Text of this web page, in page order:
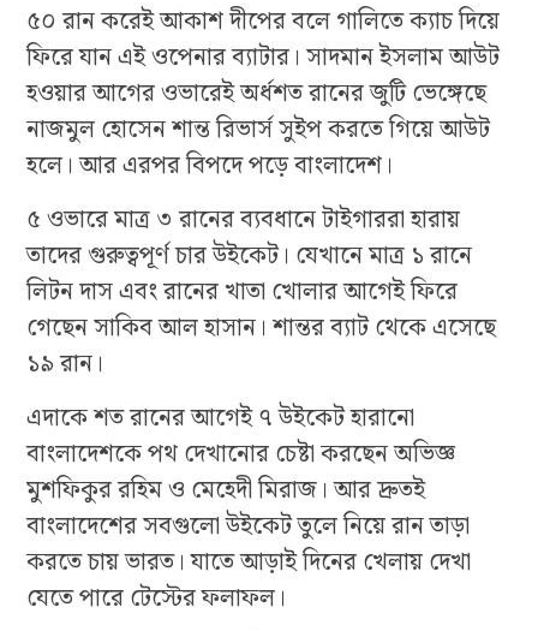
৫০ রান করেই আকাশ দীপের বলে গালিতে ক্যাচ দিয়ে
ফিরে যান এই ওপেনার ব্যাটার। সাদমান ইসলাম আউট
হওয়ার আগের ওভারেই অর্ধশত রানের জুটি ভেঙ্গেছে
নাজমুল হোসেন শান্ত রিভার্স সুইপ করতে গিয়ে আউট
হলে। আর এরপর বিপদে পড়ে বাংলাদেশ।
৫ ওভারে মাত্র ৩ রানের ব্যবধানে টাইগাররা হারায়
তাদের গুরুত্বপূর্ণ চার উইকেট। যেখানে মাত্র ১ রানে
লিটন দাস এবং রানের খাতা খোলার আগেই ফিরে
গেছেন সাকিব আল হাসান। শান্তর ব্যাট থেকে এসেছে
১৯ রান।
এদাকে শত রানের আগেই ৭ উইকেট হারানো
বাংলাদেশকে পথ দেখানোর চেষ্টা করছেন অভিজ্ঞ
মুশফিকুর রহিম ও মেহেদী মিরাজ। আর দ্রুতই
বাংলাদেশের সবগুলো উইকেট তুলে নিয়ে রান তাড়া
করতে চায় ভারত। যাতে আড়াই দিনের খেলায় দেখা
যেতে পারে টেস্টের ফলাফল।